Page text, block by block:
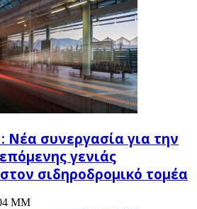
Νέα συνεργασία για την
γενιάς
σιδηροδρομικό τομέα
ΜΜ